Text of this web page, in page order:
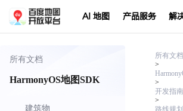
AI 地图 产品服务 解
所有文档
HarmonyOS地图SDK
绘制海量点
绘制动态轨迹
路名绘制
建筑物
所有文档
>
>
开发指南
>
路线规划